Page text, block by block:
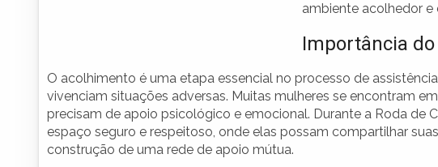
ambiente acolhedor e
Importância
O acolhimento é uma etapa essencial no processo de
vivenciam situações adversas. Muitas mulheres se encontram
precisam de apoio psicológico e emocional. Durante a Roda de
espaço seguro e respeitoso, onde elas possam compartilhar
construção de uma rede de apoio mútua.